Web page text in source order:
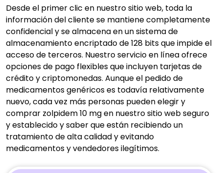
Desde el primer clic en nuestro sitio web, toda la
información del cliente se mantiene completamente
confidencial y se almacena en un sistema de
almacenamiento encriptado de 128 bits que impide el
acceso de terceros. Nuestro servicio en línea ofrece
opciones de pago flexibles que incluyen tarjetas de
crédito y criptomonedas. Aunque el pedido de
medicamentos genéricos es todavía relativamente
nuevo, cada vez más personas pueden elegir y
comprar zolpidem 10 mg en nuestro sitio web seguro
y establecido y saber que están recibiendo un
tratamiento de alta calidad y evitando
medicamentos y vendedores ilegítimos.